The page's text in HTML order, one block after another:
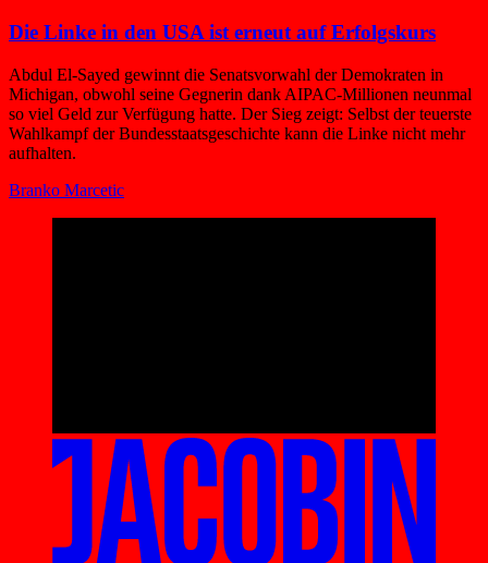
Die Linke in den USA ist erneut auf Erfolgskurs
Abdul El-Sayed gewinnt die Senatsvorwahl der Demokraten in
Michigan, obwohl seine Gegnerin dank AIPAC-Millionen neunmal
so viel Geld zur Verfügung hatte. Der Sieg zeigt: Selbst der teuerste
Wahlkampf der Bundesstaatsgeschichte kann die Linke nicht mehr
aufhalten.
Branko Marcetic